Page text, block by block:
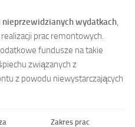
nieprzewidzianych wydatkach
prac remontowych.
fundusze na takie
związanych z
z powodu niewystarczających
Zakres prac